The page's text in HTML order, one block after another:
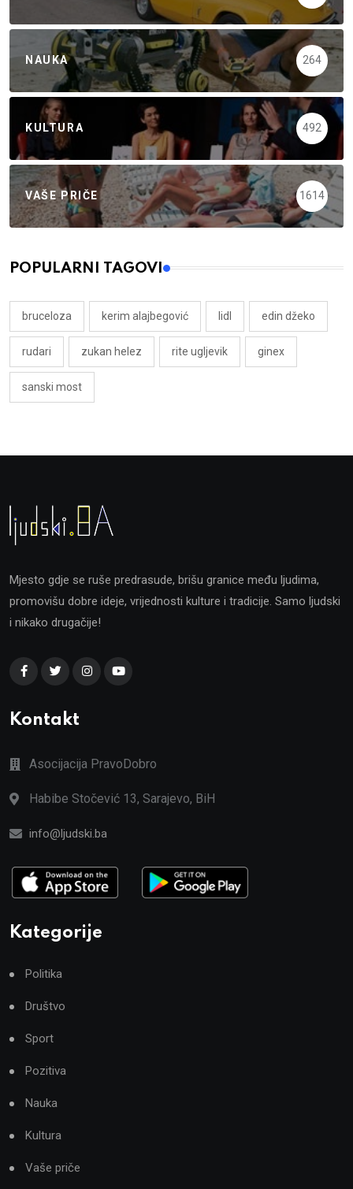
NAUKA 264
KULTURA 492
VAŠE PRIČE 1614
POPULARNI TAGOVI
bruceloza kerim alajbegović lidl edin džeko
rudari zukan helez rite ugljevik ginex
sanski most
Mjesto gdje se ruše predrasude, brišu granice među ljudima,
promovišu dobre ideje, vrijednosti kulture i tradicije. Samo ljudski
i nikako drugačije!
Kontakt
Asocijacija PravoDobro
Habibe Stočević 13, Sarajevo, BiH
info@ljudski.ba
Kategorije
Politika
Društvo
Sport
Pozitiva
Nauka
Kultura
Vaše priče